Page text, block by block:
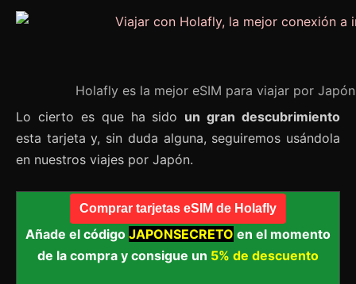
Holafly es la mejor eSIM para viajar por
Lo cierto es que ha sido un gran descubrimiento
esta tarjeta y, sin duda alguna, seguiremos usándola
en nuestros viajes por Japón.
Comprar tarjetas eSIM de Holafly
Añade el código JAPONSECRETO en el momento
de la compra y consigue un 5% de descuento